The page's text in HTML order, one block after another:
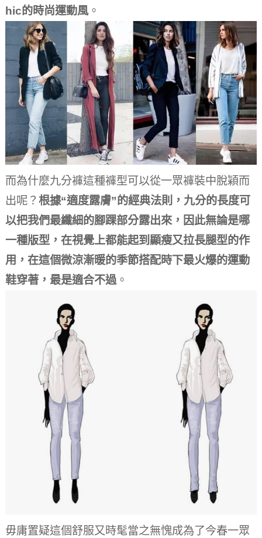
hic的時尚運動風。
而為什麼九分褲這種褲型可以從一眾褲裝中脫穎而
出呢？ 根據“適度露膚”的經典法則，九分的長度可
以把我們最纖細的腳踝部分露出來，因此無論是哪
一種版型，在視覺上都能起到顯瘦又拉長腿型的作
用，在這個微涼漸暖的季節搭配時下最火爆的運動
鞋穿著，最是適合不過 。
毋庸置疑這個舒服又時髦當之無愧成為了今春一眾